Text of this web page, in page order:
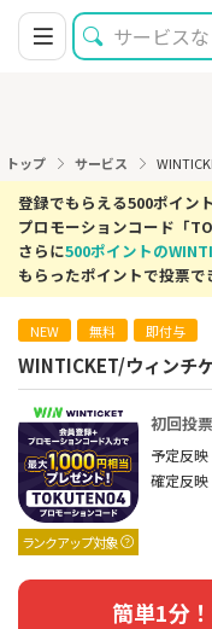
トップ サービス
登録でもらえる500ポイン
プロモーションコード「
さらに500ポイントの
もらったポイントで投票で
NEW 無料 即付与
WINTICKET/ウィンチ
ランクアップ対象
初回投票
予定反映
確定反映
簡単1分